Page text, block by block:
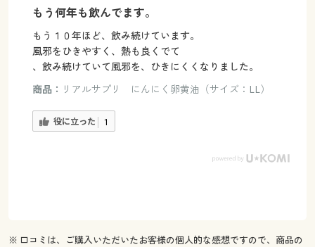
もう何年も飲んでます。
もう１０年ほど、飲み続けています。
風邪をひきやすく、熱も良くでて
、飲み続けていて風邪を、ひきにくくなりました。
商品： リアルサプリ にんにく卵黄油（サイズ：LL）
役に立った 1
※ 口コミは、ご購入いただいたお客様の個人的な感想ですので、商品の